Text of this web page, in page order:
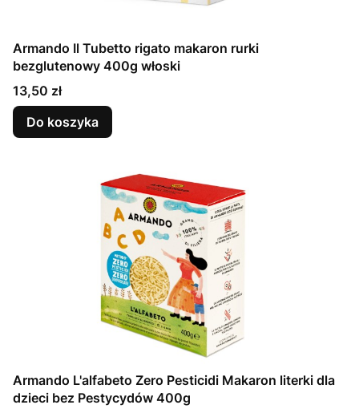
Armando Il Tubetto rigato makaron rurki
bezglutenowy 400g włoski
Cena
13,50 zł
Do koszyka
Armando L'alfabeto Zero Pesticidi Makaron literki dla
dzieci bez Pestycydów 400g